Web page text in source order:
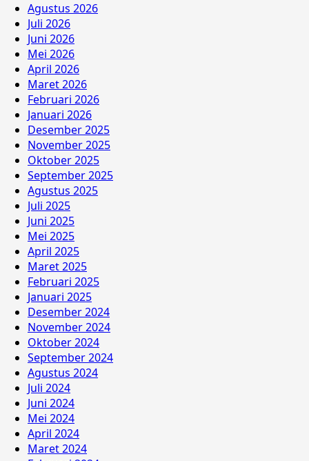
Agustus 2026
Juli 2026
Juni 2026
Mei 2026
April 2026
Maret 2026
Februari 2026
Januari 2026
Desember 2025
November 2025
Oktober 2025
September 2025
Agustus 2025
Juli 2025
Juni 2025
Mei 2025
April 2025
Maret 2025
Februari 2025
Januari 2025
Desember 2024
November 2024
Oktober 2024
September 2024
Agustus 2024
Juli 2024
Juni 2024
Mei 2024
April 2024
Maret 2024